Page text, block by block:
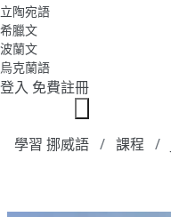
立陶宛語
希臘文
波蘭文
烏克蘭語
登入 免費註冊
學習 挪威語 課程